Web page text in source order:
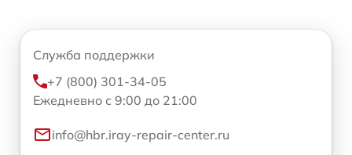
Служба поддержки
+7 (800) 301-34-05
Ежедневно с 9:00 до 21:00
info@hbr.iray-repair-center.ru